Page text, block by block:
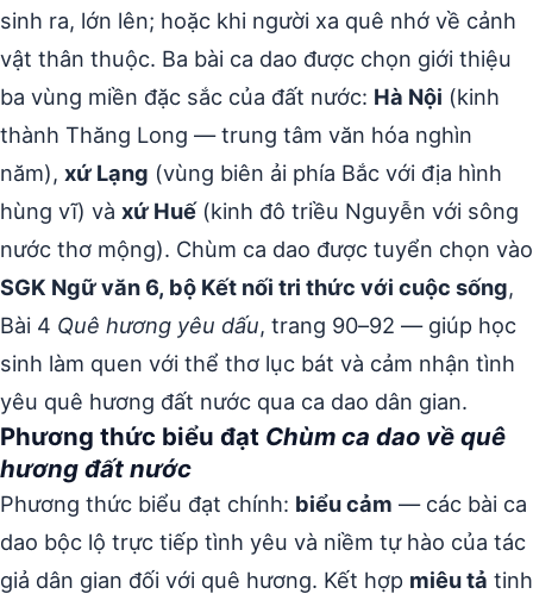
sinh ra, lớn lên; hoặc khi người xa quê nhớ về cảnh
vật thân thuộc. Ba bài ca dao được chọn giới thiệu
ba vùng miền đặc sắc của đất nước: Hà Nội (kinh
thành Thăng Long — trung tâm văn hóa nghìn
năm), xứ Lạng (vùng biên ải phía Bắc với địa hình
hùng vĩ) và xứ Huế(kinh đô triều Nguyễn với sông
nước thơ mộng). Chùm ca dao được tuyển chọn vào
SGK Ngữ văn 6, bộ Kết nối tri thức với cuộc sống,
Bài 4 Quê hương yêu dấu, trang 90–92 — giúp học
sinh làm quen với thể thơ lục bát và cảm nhận tình
yêu quê hương đất nước qua ca dao dân gian.
Phương thức biểu đạt Chùm ca dao về quê
hương đất nước
Phương thức biểu đạt chính: biểu cảm — các bài ca
dao bộc lộ trực tiếp tình yêu và niềm tự hào của tác
giả dân gian đối với quê hương. Kết hợp miêu tả tinh